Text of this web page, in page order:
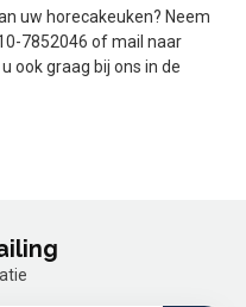
uw horecakeuken? Neem
7852046 of mail naar
ook graag bij ons in de